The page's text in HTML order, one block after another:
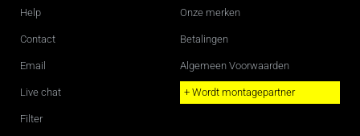
Help
Contact
Email
Live chat
Filter
Onze merken
Betalingen
Algemeen Voorwaarden
+ Wordt montagepartner